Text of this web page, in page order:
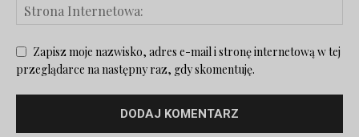
Zapisz moje nazwisko, adres e-mail i stronę internetową w tej
przeglądarce na następny raz, gdy skomentuję.